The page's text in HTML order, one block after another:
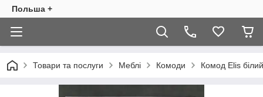
Польша +
Товари та послуги Меблі Комоди Комод Elis